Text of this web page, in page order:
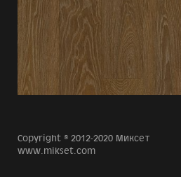
Copyright © 2012-2020 Миксет
www.mikset.com